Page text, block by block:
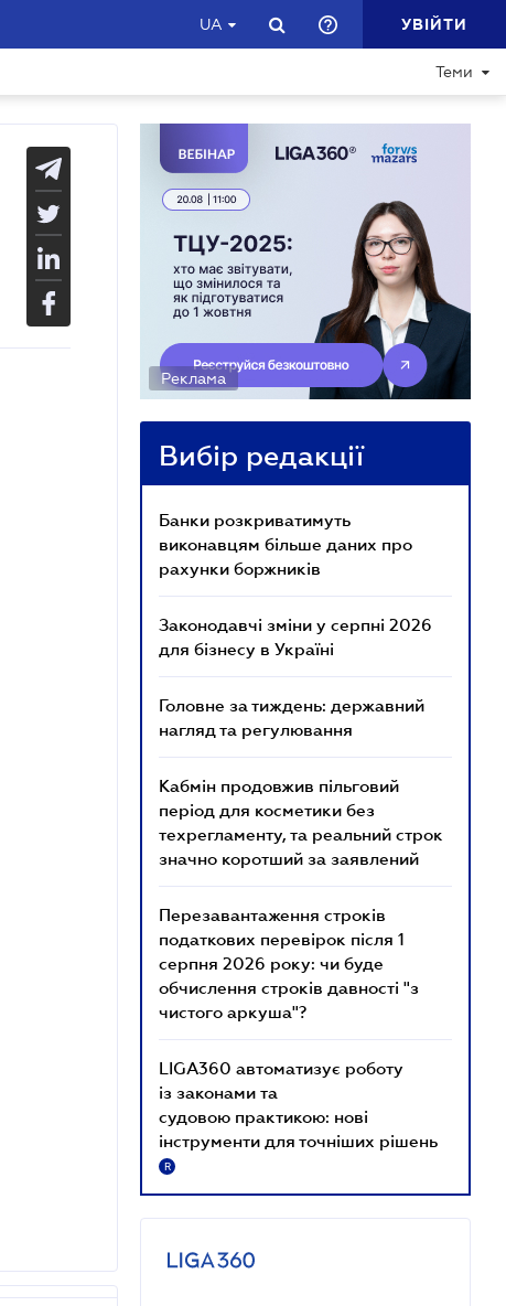
UA УВІЙТИ
Теми
Реклама
Вибір редакції
Банки розкриватимуть
виконавцям більше даних про
рахунки боржників
Законодавчі зміни у серпні 2026
для бізнесу в Україні
Головне за тиждень: державний
нагляд та регулювання
Кабмін продовжив пільговий
період для косметики без
техрегламенту, та реальний строк
значно коротший за заявлений
Перезавантаження строків
податкових перевірок після 1
серпня 2026 року: чи буде
обчислення строків давності "з
чистого аркуша"?
LIGA360 автоматизує роботу
із законами та
судовою практикою: нові
інструменти для точніших рішень
R